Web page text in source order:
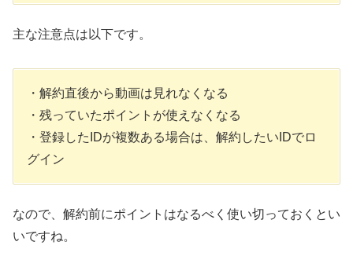
主な注意点は以下です。
・解約直後から動画は見れなくなる
・残っていたポイントが使えなくなる
・登録したIDが複数ある場合は、解約したいIDでロ
グイン
なので、解約前にポイントはなるべく使い切っておくとい
いですね。